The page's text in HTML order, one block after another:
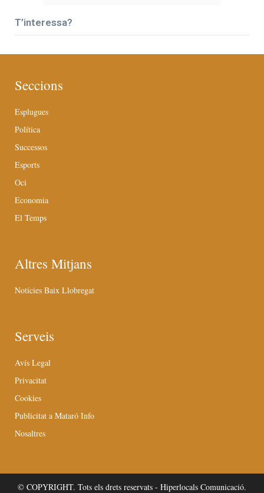
T’interessa?
Seccions
Esplugues
Política
Successos
Esports
Oci
Economia
El Temps
Altres Mitjans
Notícies Baix Llobregat
Serveis
Avís Legal
Privacitat
Cookies
Publicitat a Mataró Info
Nosaltres
© COPYRIGHT. Tots els drets reservats - Hiperlocals Comunicació.